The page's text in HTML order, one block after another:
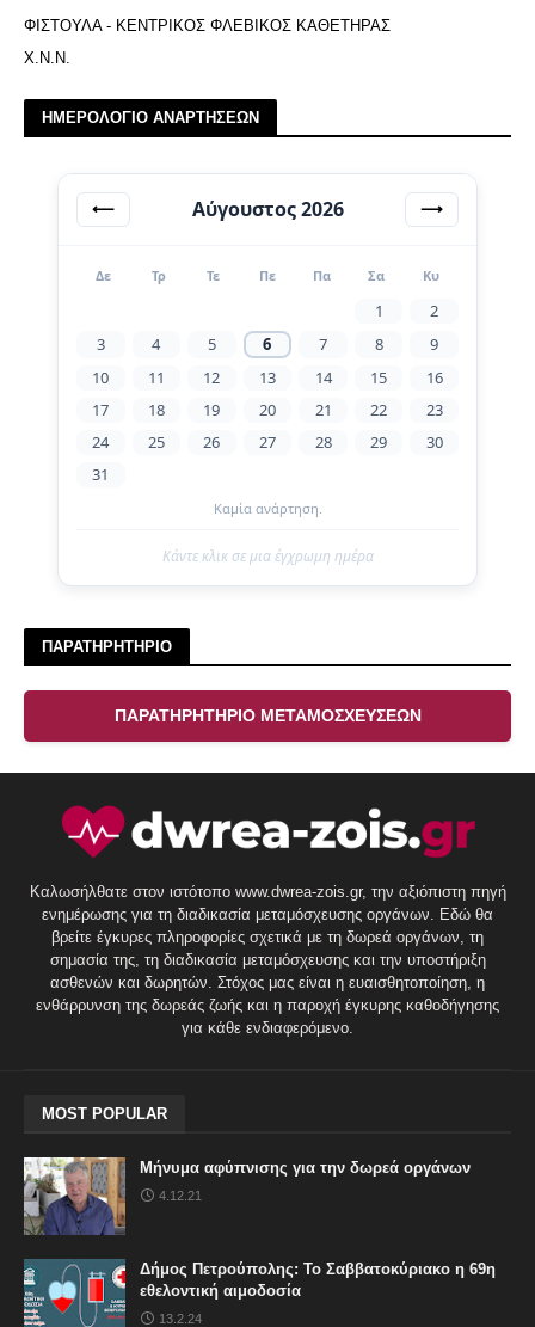
ΦΙΣΤΟΥΛΑ - ΚΕΝΤΡΙΚΟΣ ΦΛΕΒΙΚΟΣ ΚΑΘΕΤΗΡΑΣ
Χ.Ν.Ν.
ΗΜΕΡΟΛΟΓΙΟ ΑΝΑΡΤΗΣΕΩΝ
⟵ Αύγουστος 2026 ⟶
Δε Τρ Τε Πε Πα Σα Κυ
1
2
3
4 5 6 7 8
9
10
11 12 13 14 15
16
17
18 19 20 21 22
23
24
25 26 27 28 29
30
31
Καμία ανάρτηση.
Κάντε κλικ σε μια έγχρωμη ημέρα
ΠΑΡΑΤΗΡΗΤΗΡΙΟ
ΠΑΡΑΤΗΡΗΤΗΡΙΟ ΜΕΤΑΜΟΣΧΕΥΣΕΩΝ
Καλωσήλθατε στον ιστότοπο www.dwrea-zois.gr, την αξιόπιστη πηγή
ενημέρωσης για τη διαδικασία μεταμόσχευσης οργάνων. Εδώ θα
βρείτε έγκυρες πληροφορίες σχετικά με τη δωρεά οργάνων, τη
σημασία της, τη διαδικασία μεταμόσχευσης και την υποστήριξη
ασθενών και δωρητών. Στόχος μας είναι η ευαισθητοποίηση, η
ενθάρρυνση της δωρεάς ζωής και η παροχή έγκυρης καθοδήγησης
για κάθε ενδιαφερόμενο.
MOST POPULAR
Μήνυμα αφύπνισης για την δωρεά οργάνων
4.12.21
Δήμος Πετρούπολης: Το Σαββατοκύριακο η 69η
εθελοντική αιμοδοσία
13.2.24